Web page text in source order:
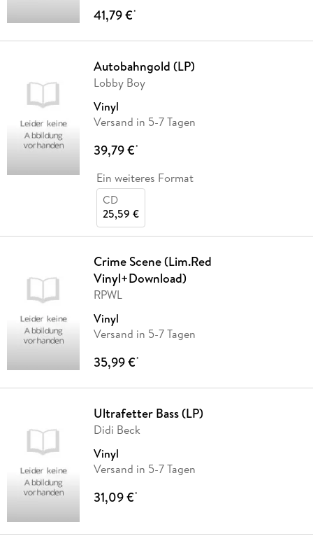
41,79 €*
Autobahngold (LP)
Lobby Boy
Vinyl
Versand in 5-7 Tagen
39,79 €*
Ein weiteres Format
CD
25,59 €
Crime Scene (Lim.Red
Vinyl+Download)
RPWL
Vinyl
Versand in 5-7 Tagen
35,99 €*
Ultrafetter Bass (LP)
Didi Beck
Vinyl
Versand in 5-7 Tagen
31,09 €*